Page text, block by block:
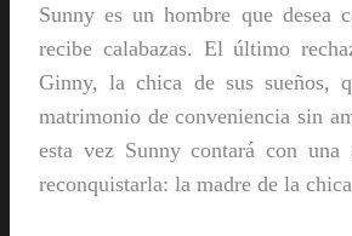
Sunny es un hombre que desea
recibe calabazas. El último
Ginny, la chica de sus sueños,
matrimonio de conveniencia sin
esta vez Sunny contará con una
reconquistarla: la madre de la